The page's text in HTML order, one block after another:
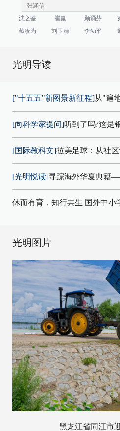
沈之荃 崔崑 顾诵芬
戴汝为
刘玉清 李幼平
光明导读
["十五五"新图景新征程]从"遍
[向科学家提问]听到了吗?这是
[国际教科文]拉美足球：从社
[光明悦读]寻踪海外华夏典籍
休而有育，知行共生 国外中小
光明图片
黑龙江省同江市